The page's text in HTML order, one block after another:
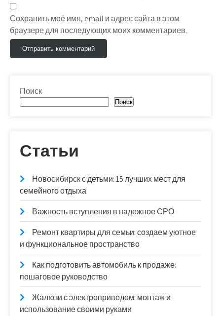
Сохранить моё имя, email и адрес сайта в этом
браузере для последующих моих комментариев.
Поиск
Поиск
Статьи
Новосибирск с детьми: 15 лучших мест для
семейного отдыха
Важность вступления в надежное СРО
Ремонт квартиры для семьи: создаем уютное
и функциональное пространство
Как подготовить автомобиль к продаже:
пошаговое руководство
Жалюзи с электроприводом: монтаж и
использование своими руками